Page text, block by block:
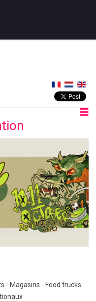
- Magasins - Food trucks